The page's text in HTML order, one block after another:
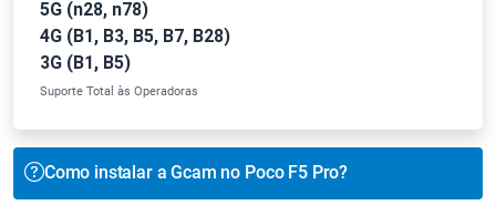
5G (n28, n78)
4G (B1, B3, B5, B7, B28)
3G (B1, B5)
Suporte Total às Operadoras
Como instalar a Gcam no Poco F5 Pro?